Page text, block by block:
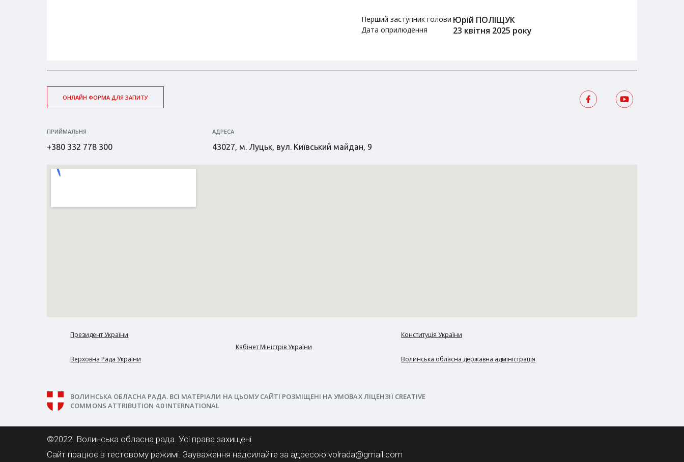
Перший заступник голови Юрій ПОЛІЩУК
Дата оприлюдення 23 квітня 2025 року
ОНЛАЙН ФОРМА ДЛЯ ЗАПИТУ
ПРИЙМАЛЬНЯ
+380 332 778 300
АДРЕСА
43027, м. Луцьк, вул. Київський майдан, 9
Президент України
Верховна Рада України
Кабінет Міністрів України
Конституція України
Волинська обласна державна адміністрація
ВОЛИНСЬКА ОБЛАСНА РАДА. ВСІ МАТЕРІАЛИ НА ЦЬОМУ САЙТІ РОЗМІЩЕНІ НА УМОВАХ ЛІЦЕНЗІЇ CREATIVE
COMMONS ATTRIBUTION 4.0 INTERNATIONAL
©2022. Волинська обласна рада. Усі права захищені
Сайт працює в тестовому режимі. Зауваження надсилайте за адресою volrada@gmail.com